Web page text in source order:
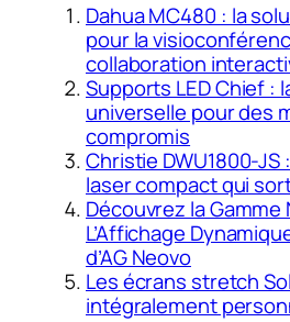
Dahua MC480 : la
pour la
collaboration
Supports LED Chief :
universelle pour des
compromis
Christie DWU1800-
laser compact qui
Découvrez la Gamme
L’Affichage
d’AG Neovo
Les écrans stretch
intégralement